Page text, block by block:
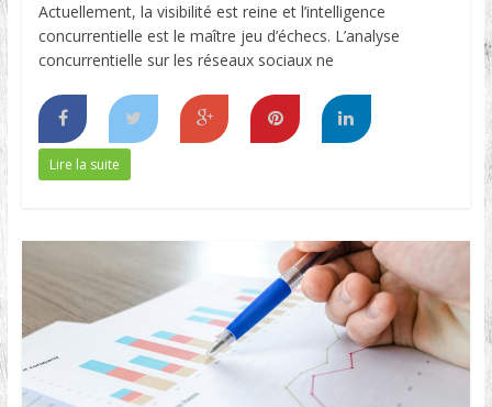
Actuellement, la visibilité est reine et l’intelligence
concurrentielle est le maître jeu d’échecs. L’analyse
concurrentielle sur les réseaux sociaux ne
Lire la suite